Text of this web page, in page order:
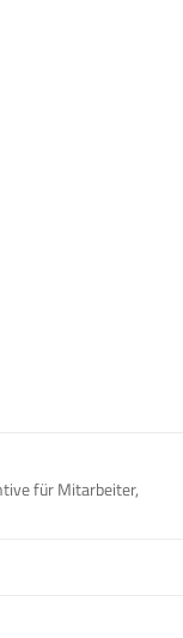
für Mitarbeiter,